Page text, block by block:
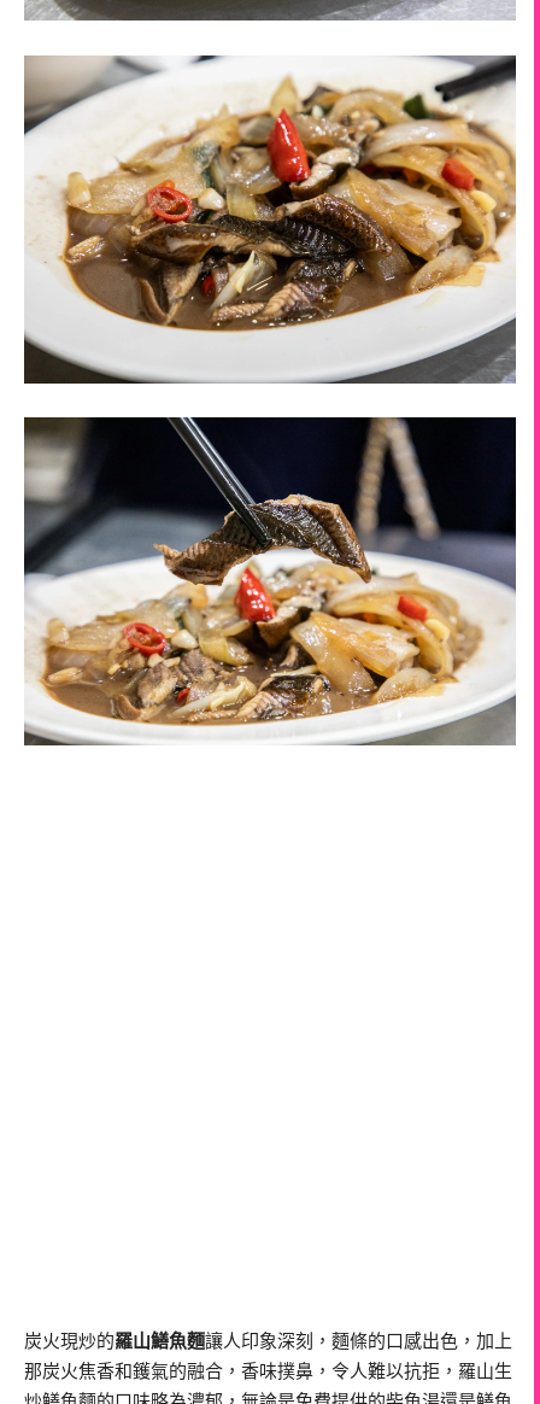
炭火現炒的羅山鱔魚麵讓人印象深刻，麵條的口感出色，加上
那炭火焦香和鑊氣的融合，香味撲鼻，令人難以抗拒，羅山生